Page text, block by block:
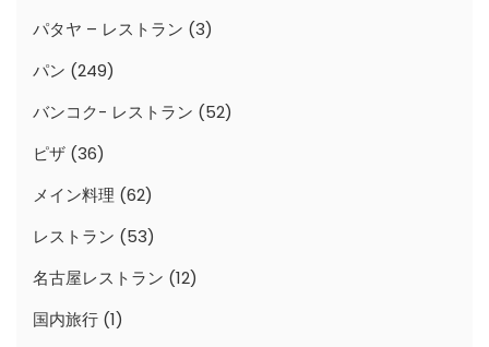
パタヤ – レストラン (3)
パン (249)
バンコク- レストラン (52)
ピザ (36)
メイン料理 (62)
レストラン (53)
名古屋レストラン (12)
国内旅行 (1)